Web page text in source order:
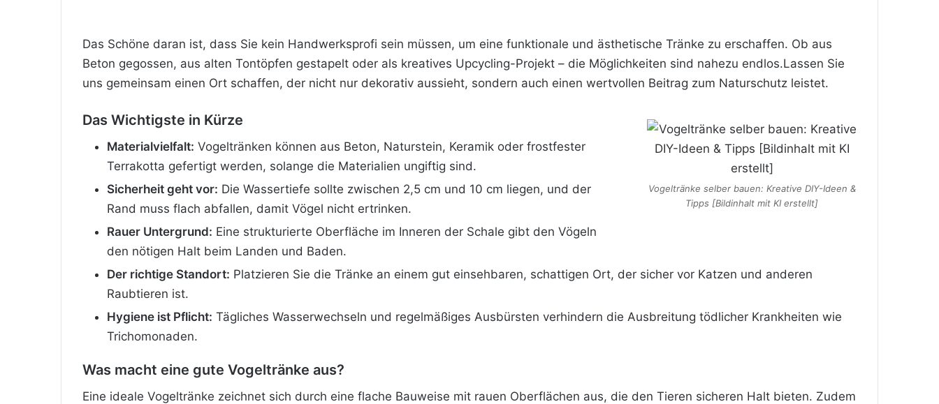
Das Schöne daran ist, dass Sie kein Handwerksprofi sein müssen, um eine funktionale und ästhetische Tränke zu erschaffen. Ob aus
Beton gegossen, aus alten Tontöpfen gestapelt oder als kreatives Upcycling-Projekt – die Möglichkeiten sind nahezu endlos.Lassen Sie
uns gemeinsam einen Ort schaffen, der nicht nur dekorativ aussieht, sondern auch einen wertvollen Beitrag zum Naturschutz leistet.
Vogeltränke selber bauen: Kreative DIY-Ideen &
Tipps [Bildinhalt mit KI erstellt]
Das Wichtigste in Kürze
Materialvielfalt: Vogeltränken können aus Beton, Naturstein, Keramik oder frostfester
Terrakotta gefertigt werden, solange die Materialien ungiftig sind.
Sicherheit geht vor: Die Wassertiefe sollte zwischen 2,5 cm und 10 cm liegen, und der
Rand muss flach abfallen, damit Vögel nicht ertrinken.
Rauer Untergrund: Eine strukturierte Oberfläche im Inneren der Schale gibt den Vögeln
den nötigen Halt beim Landen und Baden.
Der richtige Standort: Platzieren Sie die Tränke an einem gut einsehbaren, schattigen Ort, der sicher vor Katzen und anderen
Raubtieren ist.
Hygiene ist Pflicht: Tägliches Wasserwechseln und regelmäßiges Ausbürsten verhindern die Ausbreitung tödlicher Krankheiten wie
Trichomonaden.
Was macht eine gute Vogeltränke aus?
Eine ideale Vogeltränke zeichnet sich durch eine flache Bauweise mit rauen Oberflächen aus, die den Tieren sicheren Halt bieten. Zudem